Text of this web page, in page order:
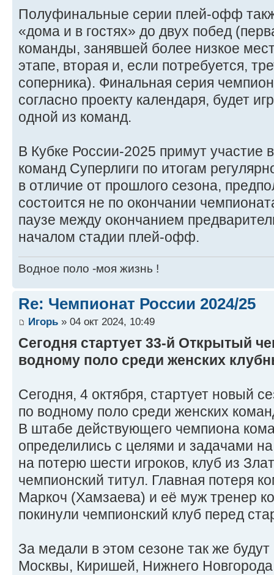
Полуфинальные серии плей-офф
«дома и в гостях» до двух побед
команды, занявшей более низкое
этапе, вторая и, если потребуется,
соперника). Финальная серия
согласно проекту календаря, будет
одной из команд.
В Кубке России-2025 примут участие
команд Суперлиги по итогам
в отличие от прошлого сезона,
состоится не по окончании
паузе между окончанием
началом стадии плей-офф.
Водное поло -моя жизнь !
Re: Чемпионат России 2024/25
Игорь » 04 окт 2024, 10:49
Сегодня стартует 33-й Открытый
водному поло среди женских
Сегодня, 4 октября, стартует новый
по водному поло среди женских
В штабе действующего чемпиона
определились с целями и задачами
на потерю шести игроков, клуб из
чемпионский титул. Главная потеря
Маркоч (Хамзаева) и её муж тренер
покинули чемпионский клуб перед
За медали в этом сезоне так же
Москвы, Киришей, Нижнего Новгорода